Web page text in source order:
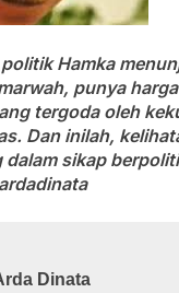
Hamka
punya
tergoda oleh
Dan inilah,
dalam sikap
Dinata